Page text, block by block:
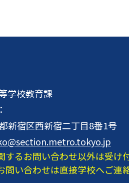
学校教育課
新宿区西新宿二丁目8番1号
するお問い合わせ以外は受け
問い合わせは直接学校へご連